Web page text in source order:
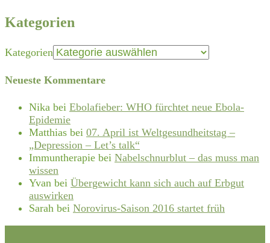
Kategorien
Kategorien
Neueste Kommentare
Nika bei Ebolafieber: WHO fürchtet neue Ebola-
Epidemie
Matthias bei 07. April ist Weltgesundheitstag –
„Depression – Let’s talk“
Immuntherapie bei Nabelschnurblut – das muss man
wissen
Yvan bei Übergewicht kann sich auch auf Erbgut
auswirken
Sarah bei Norovirus-Saison 2016 startet früh